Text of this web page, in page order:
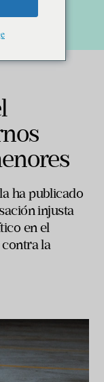
ha publicado
injusta
en el
la